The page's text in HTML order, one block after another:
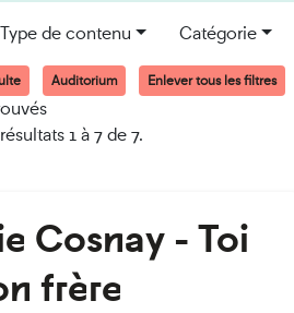
Type de contenu Catégorie
Auditorium Enlever tous les filtres
1 à 7 de 7.
Cosnay - Toi
frère